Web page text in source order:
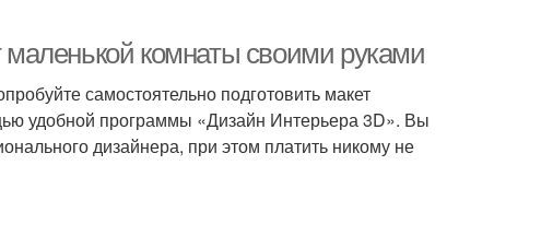
маленькой комнаты своими руками
самостоятельно подготовить макет
удобной программы «Дизайн Интерьера 3D». Вы
дизайнера, при этом платить никому не